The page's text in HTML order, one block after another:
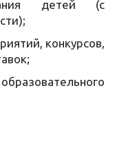
детей (с
конкурсов,